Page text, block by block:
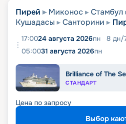
Пирей Миконос Стамбул
Кушадасы
Санторини
17:0024 августа 2026пн 8 дн/
05:0031 августа 2026пн
Brilliance of The
СТАНДАРТ
Цена по запросу
Выбор